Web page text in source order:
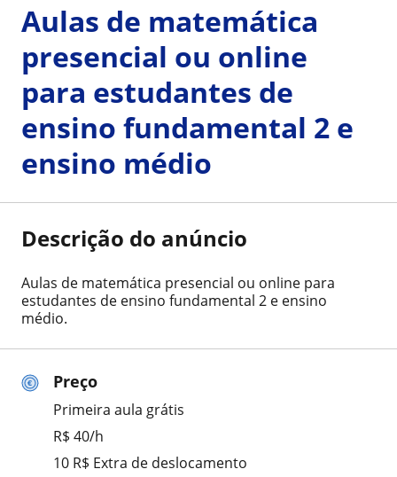
Preço
Primeira aula grátis
R$ 40/h
10 R$ Extra de deslocamento
Aulas de matemática
presencial ou online
para estudantes de
ensino fundamental 2 e
ensino médio
Descrição do anúncio
Aulas de matemática presencial ou online para
estudantes de ensino fundamental 2 e ensino
médio.